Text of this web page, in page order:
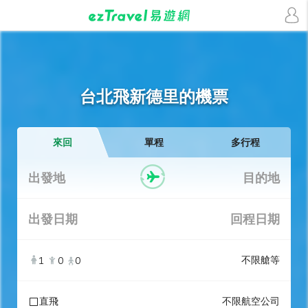
台北飛新德里的機票
來回 單程 多行程
出發地 目的地
出發日期 回程日期
1 0 0 不限艙等
直飛 不限航空公司